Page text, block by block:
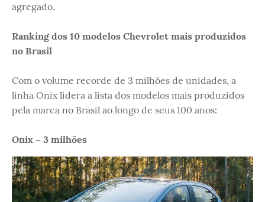
agregado.
Ranking dos 10 modelos Chevrolet mais produzidos
no Brasil
Com o volume recorde de 3 milhões de unidades, a
linha Onix lidera a lista dos modelos mais produzidos
pela marca no Brasil ao longo de seus 100 anos:
Onix – 3 milhões